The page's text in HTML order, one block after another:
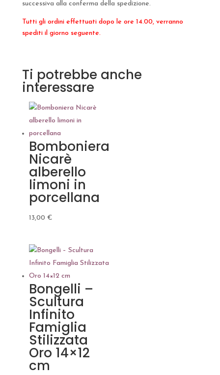
successiva alla conferma della spedizione.
Tutti gli ordini effettuati dopo le ore 14.00, verranno
spediti il giorno seguente.
Ti potrebbe anche
interessare
Bomboniera
Nicarè
alberello
limoni in
porcellana
13,00 €
Bongelli –
Scultura
Infinito
Famiglia
Stilizzata
Oro 14×12
cm